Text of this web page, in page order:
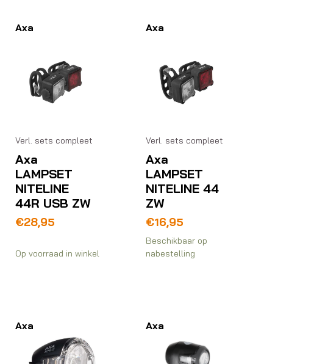
Axa
Verl. sets compleet
Axa
LAMPSET
NITELINE
44R USB ZW
€28,95
Op voorraad in winkel
Axa
Verl. sets compleet
Axa
LAMPSET
NITELINE 44
ZW
€16,95
Beschikbaar op
nabestelling
Axa Axa